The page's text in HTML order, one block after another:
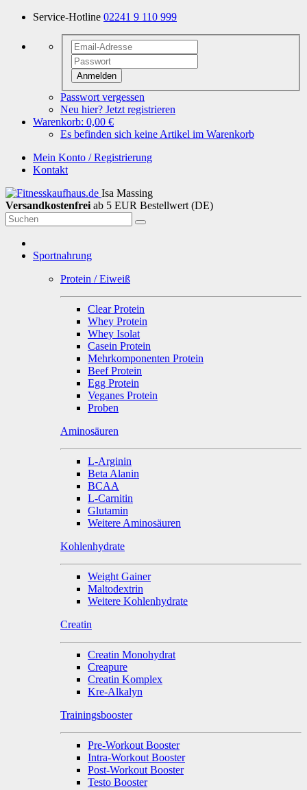
Service-Hotline 02241 9 110 999
Anmelden
Passwort vergessen
Neu hier? Jetzt registrieren
Warenkorb: 0,00 €
Es befinden sich keine Artikel im Warenkorb
Mein Konto / Registrierung
Kontakt
Isa Massing
Versandkostenfrei ab 5 EUR Bestellwert (DE)
Sportnahrung
Protein / Eiweiß
Clear Protein
Whey Protein
Whey Isolat
Casein Protein
Mehrkomponenten Protein
Beef Protein
Egg Protein
Veganes Protein
Proben
Aminosäuren
L-Arginin
Beta Alanin
BCAA
L-Carnitin
Glutamin
Weitere Aminosäuren
Kohlenhydrate
Weight Gainer
Maltodextrin
Weitere Kohlenhydrate
Creatin
Creatin Monohydrat
Creapure
Creatin Komplex
Kre-Alkalyn
Trainingsbooster
Pre-Workout Booster
Intra-Workout Booster
Post-Workout Booster
Testo Booster